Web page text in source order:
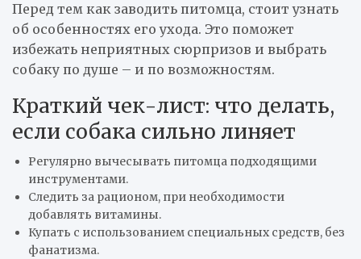
Перед тем как заводить питомца, стоит узнать
об особенностях его ухода. Это поможет
избежать неприятных сюрпризов и выбрать
собаку по душе – и по возможностям.
Краткий чек-лист: что делать,
если собака сильно линяет
Регулярно вычесывать питомца подходящими
инструментами.
Следить за рационом, при необходимости
добавлять витамины.
Купать с использованием специальных средств, без
фанатизма.